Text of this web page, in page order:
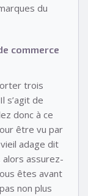
du
commerce
trois
s’agit de
donc à ce
être vu par
adage dit
alors assurez-
êtes avant
non plus